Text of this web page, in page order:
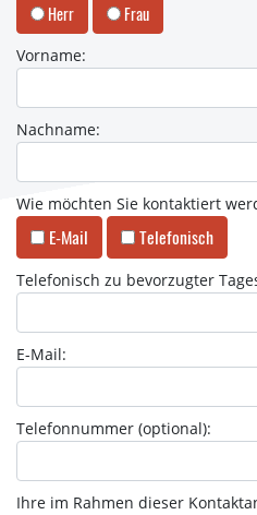
Herr Frau
Vorname:
Nachname:
Wie möchten Sie kontaktiert
E-Mail Telefonisch
Telefonisch zu bevorzugter
E-Mail:
Telefonnummer (optional):
Ihre im Rahmen dieser